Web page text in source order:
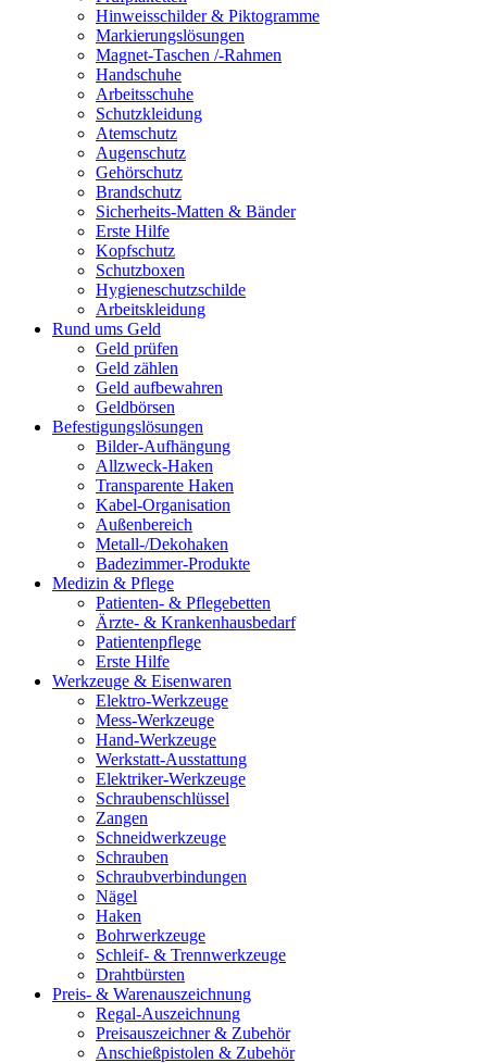
Hinweisschilder & Piktogramme
Markierungslösungen
Magnet-Taschen /-Rahmen
Handschuhe
Arbeitsschuhe
Schutzkleidung
Atemschutz
Augenschutz
Gehörschutz
Brandschutz
Sicherheits-Matten & Bänder
Erste Hilfe
Kopfschutz
Schutzboxen
Hygieneschutzschilde
Arbeitskleidung
Rund ums Geld
Geld prüfen
Geld zählen
Geld aufbewahren
Geldbörsen
Befestigungslösungen
Bilder-Aufhängung
Allzweck-Haken
Transparente Haken
Kabel-Organisation
Außenbereich
Metall-/Dekohaken
Badezimmer-Produkte
Medizin & Pflege
Patienten- & Pflegebetten
Ärzte- & Krankenhausbedarf
Patientenpflege
Erste Hilfe
Werkzeuge & Eisenwaren
Elektro-Werkzeuge
Mess-Werkzeuge
Hand-Werkzeuge
Werkstatt-Ausstattung
Elektriker-Werkzeuge
Schraubenschlüssel
Zangen
Schneidwerkzeuge
Schrauben
Schraubverbindungen
Nägel
Haken
Bohrwerkzeuge
Schleif- & Trennwerkzeuge
Drahtbürsten
Preis- & Warenauszeichnung
Regal-Auszeichnung
Preisauszeichner & Zubehör
Anschießpistolen & Zubehör